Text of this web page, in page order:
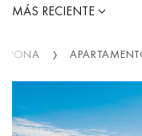
MÁS RECIENTE